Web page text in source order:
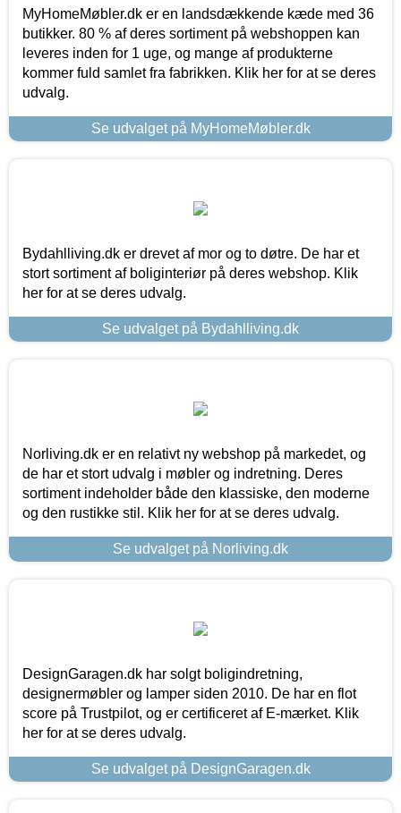
MyHomeMøbler.dk er en landsdækkende kæde med 36
butikker. 80 % af deres sortiment på webshoppen kan
leveres inden for 1 uge, og mange af produkterne
kommer fuld samlet fra fabrikken. Klik her for at se deres
udvalg.
Se udvalget på MyHomeMøbler.dk
Bydahlliving.dk er drevet af mor og to døtre. De har et
stort sortiment af boliginteriør på deres webshop. Klik
her for at se deres udvalg.
Se udvalget på Bydahlliving.dk
Norliving.dk er en relativt ny webshop på markedet, og
de har et stort udvalg i møbler og indretning. Deres
sortiment indeholder både den klassiske, den moderne
og den rustikke stil. Klik her for at se deres udvalg.
Se udvalget på Norliving.dk
DesignGaragen.dk har solgt boligindretning,
designermøbler og lamper siden 2010. De har en flot
score på Trustpilot, og er certificeret af E-mærket. Klik
her for at se deres udvalg.
Se udvalget på DesignGaragen.dk